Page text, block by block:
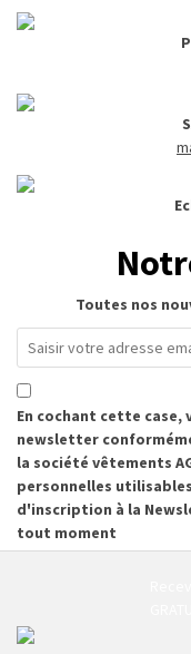
Toutes nos
En cochant cette case,
newsletter
la société vêtements
personnelles
d'inscription à la
tout moment